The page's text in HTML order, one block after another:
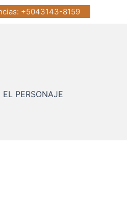
: +5043143-8159
EL PERSONAJE